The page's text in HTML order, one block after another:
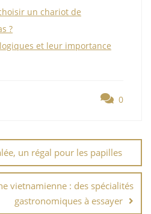
un chariot de
?
et leur importance
0
un régal pour les papilles
vietnamienne : des spécialités
gastronomiques à essayer